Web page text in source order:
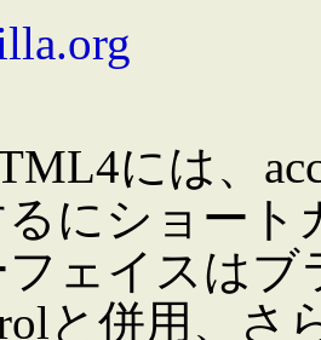
には、
るにショー
フェイスは
と併用、さ